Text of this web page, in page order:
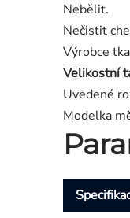
Nebělit.
Nečistit
Výrobce
Velikostní
Uvedené
Modelka